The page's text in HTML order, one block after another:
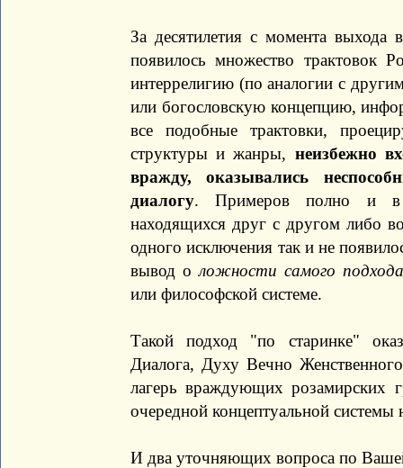
За десятилетия с момента
появилось множество
интеррелигию (по аналогии с
или богословскую концепцию,
все подобные трактовки,
структуры и жанры, неизбежно
вражду, оказывались
диалогу. Примеров полно и в
находящихся друг с другом либо
одного исключения так и не
вывод оложности самого
или философской системе.
Такой подход "по старинке"
Диалога, Духу Вечно
лагерь враждующих розамирских
очередной концептуальной
И два уточняющих вопроса по